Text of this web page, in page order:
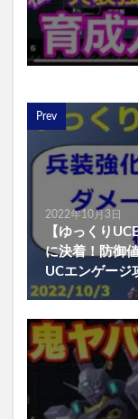
Prev
2022年10月3日
【ゆっくり
に決着！防御
UCエンゲージ